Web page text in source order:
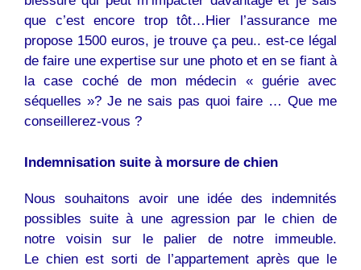
que c’est encore trop tôt…Hier l’assurance me
propose 1500 euros, je trouve ça peu.. est-ce légal
de faire une expertise sur une photo et en se fiant à
la case coché de mon médecin « guérie avec
séquelles »? Je ne sais pas quoi faire … Que me
conseillerez-vous ?
Indemnisation suite à morsure de chien
Nous souhaitons avoir une idée des indemnités
possibles suite à une agression par lechien de
notre voisin sur le palier de notre immeuble.
Lechien est sorti de l’appartement après que le